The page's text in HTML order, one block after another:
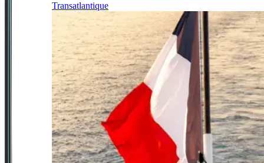
Transatlantique